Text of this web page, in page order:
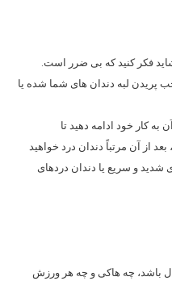
فکر کنید که بی ضرر است.
پریدن لبه دندان های شما شده یا
به کار خود ادامه دهید تا
از آن مرتباً دندان درد خواهید
شدید و سریع یا دندان دردهای
باشد، چه هاکی و چه هر ورزش